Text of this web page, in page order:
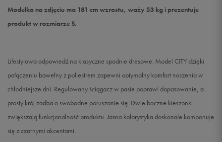
Modelka na zdjęciu ma 181 cm wzrostu, waży 53 kg i prezentuje
produkt w rozmiarze S.
Lifestylowa odpowiedź na klasyczne spodnie dresowe. Model CITY dzięki
połączeniu bawełny z poliestrem zapewni optymalny komfort noszenia w
chłodniejsze dni. Regulowany ściągacz w pasie poprawi dopasowanie, a
prosty krój zadba o swobodne poruszanie się. Dwie boczne kieszonki
zwiększają funkcjonalność produktu. Jasna kolorystyka doskonale komponuje
się z czarnymi akcentami.